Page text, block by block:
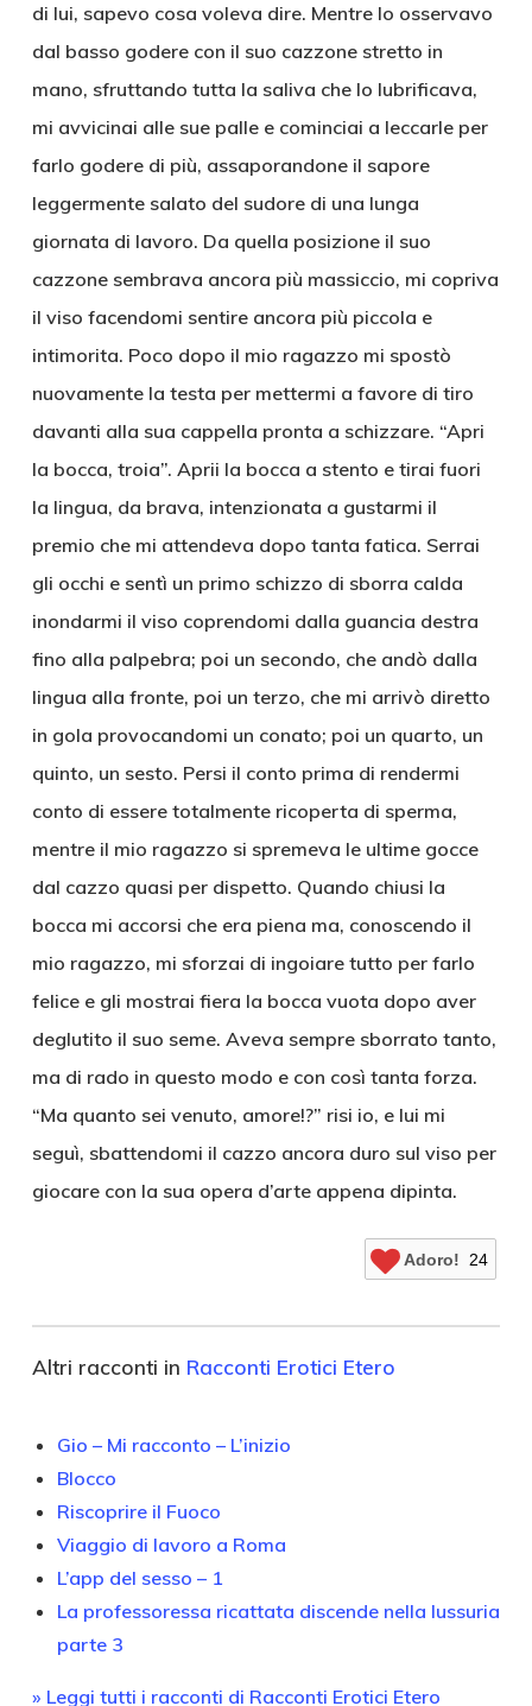
di lui, sapevo cosa voleva dire. Mentre lo osservavo
dal basso godere con il suo cazzone stretto in
mano, sfruttando tutta la saliva che lo lubrificava,
mi avvicinai alle sue palle e cominciai a leccarle per
farlo godere di più, assaporandone il sapore
leggermente salato del sudore di una lunga
giornata di lavoro. Da quella posizione il suo
cazzone sembrava ancora più massiccio, mi copriva
il viso facendomi sentire ancora più piccola e
intimorita. Poco dopo il mio ragazzo mi spostò
nuovamente la testa per mettermi a favore di tiro
davanti alla sua cappella pronta a schizzare. “Apri
la bocca, troia”. Aprii la bocca a stento e tirai fuori
la lingua, da brava, intenzionata a gustarmi il
premio che mi attendeva dopo tanta fatica. Serrai
gli occhi e sentì un primo schizzo di sborra calda
inondarmi il viso coprendomi dalla guancia destra
fino alla palpebra; poi un secondo, che andò dalla
lingua alla fronte, poi un terzo, che mi arrivò diretto
in gola provocandomi un conato; poi un quarto, un
quinto, un sesto. Persi il conto prima di rendermi
conto di essere totalmente ricoperta di sperma,
mentre il mio ragazzo si spremeva le ultime gocce
dal cazzo quasi per dispetto. Quando chiusi la
bocca mi accorsi che era piena ma, conoscendo il
mio ragazzo, mi sforzai di ingoiare tutto per farlo
felice e gli mostrai fiera la bocca vuota dopo aver
deglutito il suo seme. Aveva sempre sborrato tanto,
ma di rado in questo modo e con così tanta forza.
“Ma quanto sei venuto, amore!?” risi io, e lui mi
seguì, sbattendomi il cazzo ancora duro sul viso per
giocare con la sua opera d’arte appena dipinta.
Adoro! 24
Altri racconti in Racconti Erotici Etero
Gio – Mi racconto – L’inizio
Blocco
Riscoprire il Fuoco
Viaggio di lavoro a Roma
L’app del sesso – 1
La professoressa ricattata discende nella lussuria
parte 3
» Leggi tutti i racconti di Racconti Erotici Etero